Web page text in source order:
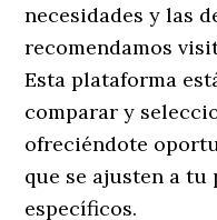
necesidades y las
recomendamos
Esta plataforma
comparar y
ofreciéndote
que se ajusten a
específicos.